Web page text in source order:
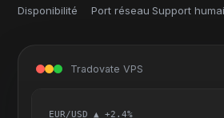
Disponibilité Port réseau Support
Tradovate VPS
EUR/USD ▲ +2.4%